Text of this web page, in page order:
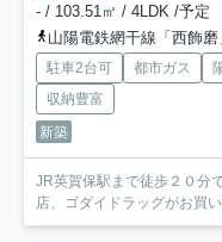
- / 103.51㎡ / 4LDK /予定
山陽電鉄網干線「西飾
駐車2台可 都市ガス
収納豊富
新築
JR英賀保駅まで徒歩２０分
店、ゴダイドラッグがお買